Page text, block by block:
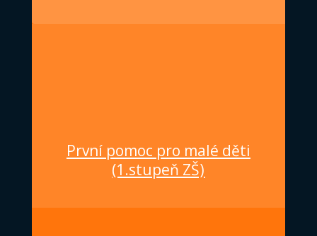
První pomoc pro malé děti
(1.stupeň ZŠ)